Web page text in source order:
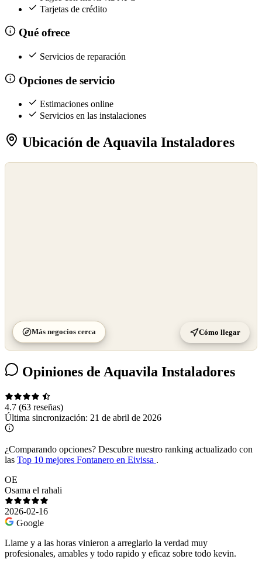
Tarjetas de crédito
Qué ofrece
Servicios de reparación
Opciones de servicio
Estimaciones online
Servicios en las instalaciones
Ubicación de Aquavila Instaladores
Más negocios cerca Cómo llegar
Opiniones de Aquavila Instaladores
4.7 (63 reseñas)
Última sincronización: 21 de abril de 2026
¿Comparando opciones? Descubre nuestro ranking actualizado con
las Top 10 mejores Fontanero en Eivissa .
OE
Osama el rahali
2026-02-16
Google
Llame y a las horas vinieron a arreglarlo la verdad muy
profesionales, amables y todo rapido y eficaz sobre todo kevin.